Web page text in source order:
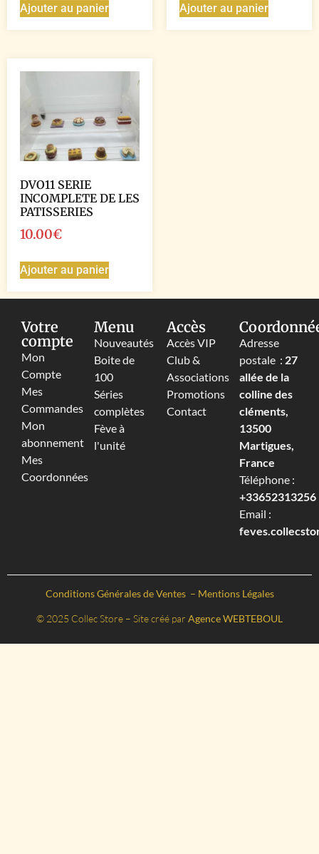
Ajouter au panier Ajouter au panier
DVO11 SERIE
INCOMPLETE DE LES
PATISSERIES
10.00€
Ajouter au panier
Votre
compte
Mon
Compte
Mes
Commandes
Mon
abonnement
Mes
Coordonnées
Menu
Nouveautés
Boite de
100
Séries
complètes
Fève à
l'unité
Accès
Accès VIP
Club &
Associations
Promotions
Contact
Adresse
postale : 27
allée de la
colline des
cléments,
13500
Martigues,
France
Téléphone :
+33652313256‬
Email :
Conditions Générales de Ventes – Mentions Légales
© 2025 Collec Store – Site créé par Agence WEBTEBOUL